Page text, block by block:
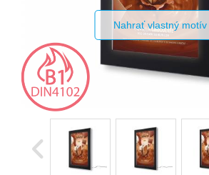
Nahrať vlastný motív